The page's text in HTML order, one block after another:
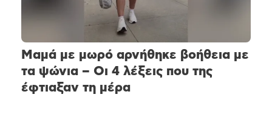
Μαμά με μωρό αρνήθηκε βοήθεια με
τα ψώνια – Οι 4 λέξεις που της
έφτιαξαν τη μέρα